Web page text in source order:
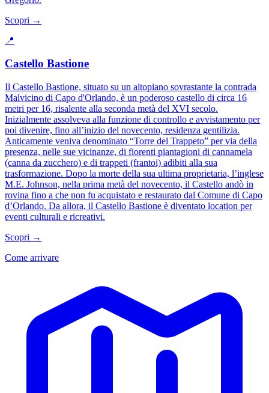
Scopri →
📍
Castello Bastione
Il Castello Bastione, situato su un altopiano sovrastante la contrada
Malvicino di Capo d'Orlando, è un poderoso castello di circa 16
metri per 16, risalente alla seconda metà del XVI secolo.
Inizialmente assolveva alla funzione di controllo e avvistamento per
poi divenire, fino all’inizio del novecento, residenza gentilizia.
Anticamente veniva denominato “Torre del Trappeto” per via della
presenza, nelle sue vicinanze, di fiorenti piantagioni di cannamela
(canna da zucchero) e di trappeti (frantoi) adibiti alla sua
trasformazione. Dopo la morte della sua ultima proprietaria, l’inglese
M.E. Johnson, nella prima metà del novecento, il Castello andò in
rovina fino a che non fu acquistato e restaurato dal Comune di Capo
d’Orlando. Da allora, il Castello Bastione è diventato location per
eventi culturali e ricreativi.
Scopri →
Come arrivare